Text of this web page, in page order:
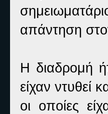
απάντηση
Η διαδρομή
είχαν ντυθεί
οι οποίες